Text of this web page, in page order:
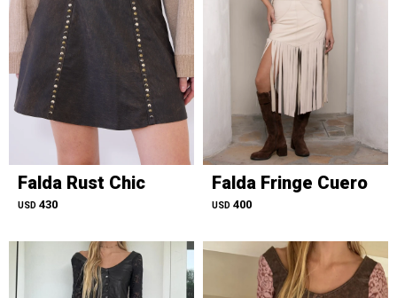
Falda Rust Chic
USD 430
Falda Fringe Cuero
USD 400